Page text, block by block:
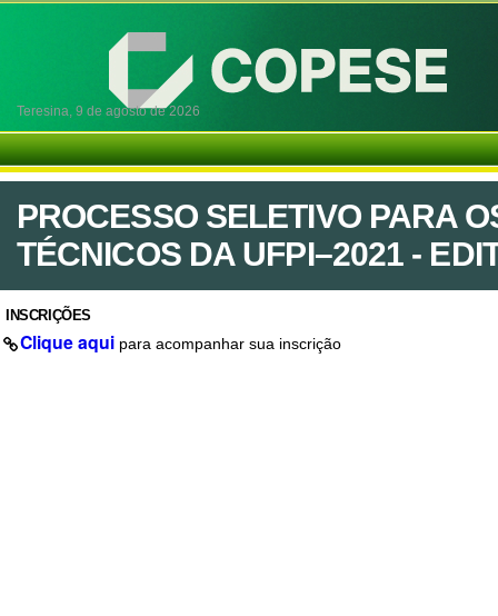
Teresina, 9 de agosto de 2026
PROCESSO SELETIVO PARA
TÉCNICOS DA UFPI–2021 -
INSCRIÇÕES
Clique aqui para acompanhar sua inscrição